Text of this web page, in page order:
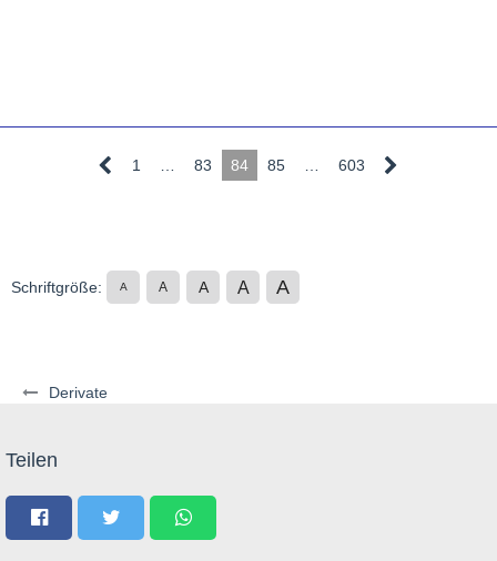
Derivate
1 83 84 85 603
Schriftgröße: A A A A A
Teilen